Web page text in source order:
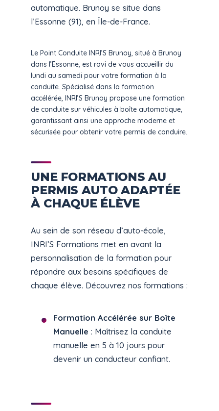
automatique. Brunoy se situe dans
l’Essonne (91), en Île-de-France.
Le Point Conduite INRI’S Brunoy, situé à Brunoy
dans l’Essonne, est ravi de vous accueillir du
lundi au samedi pour votre formation à la
conduite. Spécialisé dans la formation
accélérée, INRI’S Brunoy propose une formation
de conduite sur véhicules à boîte automatique,
garantissant ainsi une approche moderne et
sécurisée pour obtenir votre permis de conduire.
UNE FORMATIONS AU
PERMIS AUTO ADAPTÉE
À CHAQUE ÉLÈVE
Au sein de son réseau d’auto-école,
INRI’S Formations met en avant la
personnalisation de la formation pour
répondre aux besoins spécifiques de
chaque élève. Découvrez nos formations :
Formation Accélérée sur Boîte
Manuelle : Maîtrisez la conduite
manuelle en 5 à 10 jours pour
devenir un conducteur confiant.